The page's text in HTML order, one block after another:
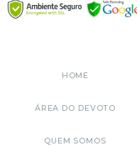
HOME
ÁREA DO DEVOTO
QUEM SOMOS